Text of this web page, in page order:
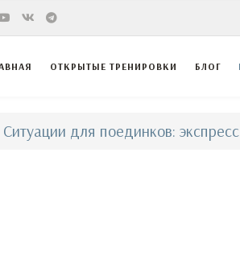
ОТКРЫТЫЕ ТРЕНИРОВКИ БЛОГ
Ситуации для поединков: экспресс